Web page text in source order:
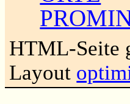
HTML-Seite
Layout